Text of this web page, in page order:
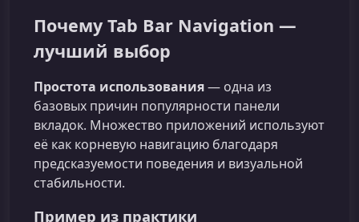
Почему Tab Bar Navigation —
лучший выбор
Простота использования— одна из
базовых причин популярности панели
вкладок. Множество приложений используют
её как корневую навигацию благодаря
предсказуемости поведения и визуальной
стабильности.
Пример из практики